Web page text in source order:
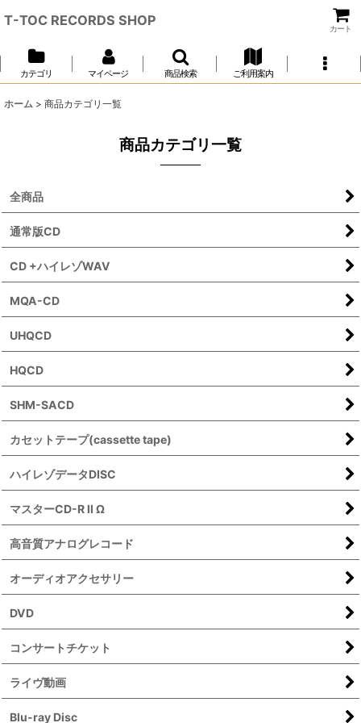
T-TOC RECORDS SHOP
カート
カテゴリ マイページ 商品検索 ご利用案内
ホーム > 商品カテゴリ一覧
商品カテゴリ一覧
全商品
通常版CD
CD +ハイレゾWAV
MQA-CD
UHQCD
HQCD
SHM-SACD
カセットテープ(cassette tape)
ハイレゾデータDISC
マスターCD-R ll Ω
高音質アナログレコード
オーディオアクセサリー
DVD
コンサートチケット
ライヴ動画
Blu-ray Disc